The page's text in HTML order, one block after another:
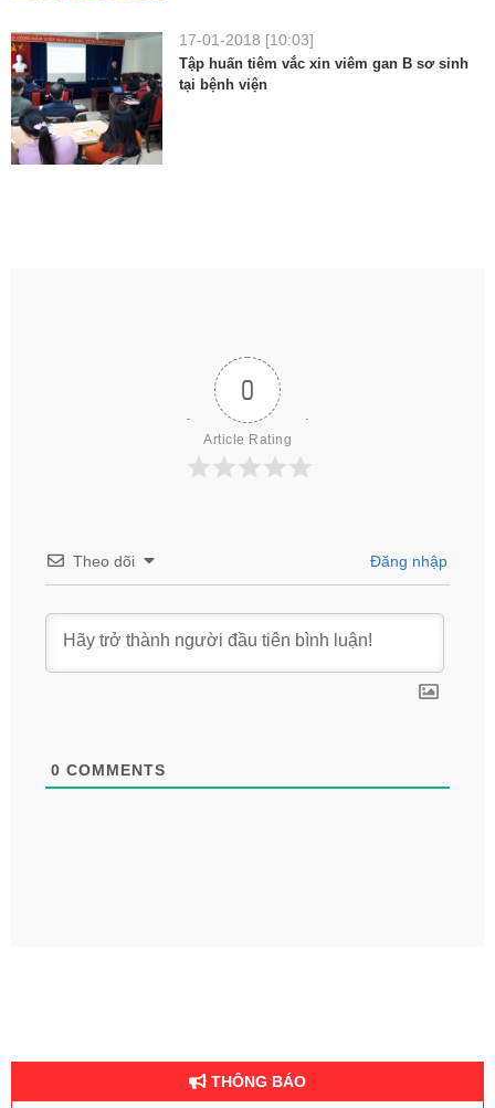
17-01-2018 [10:03]
Tập huấn tiêm vắc xin viêm gan B sơ sinh
tại bệnh viện
0
Article Rating
Theo dõi Đăng nhập
0 COMMENTS
THÔNG BÁO